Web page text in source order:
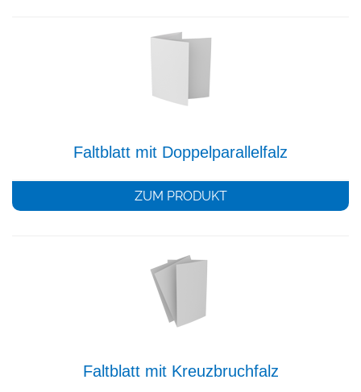
Faltblatt mit Doppelparallelfalz
ZUM PRODUKT
Faltblatt mit Kreuzbruchfalz